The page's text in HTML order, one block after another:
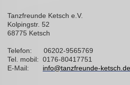
Tanzfreunde Ketsch e.V.
Kolpingstr. 52
68775 Ketsch
Telefon: 06202-9565769
Tel. mobil: 0176-80417751
E-Mail: info@tanzfreunde-ketsch.de